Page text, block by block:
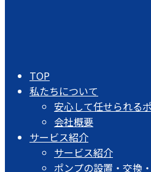
TOP
私たちについて
安心して任せられる
会社概要
サービス紹介
サービス紹介
ポンプの設置・交換